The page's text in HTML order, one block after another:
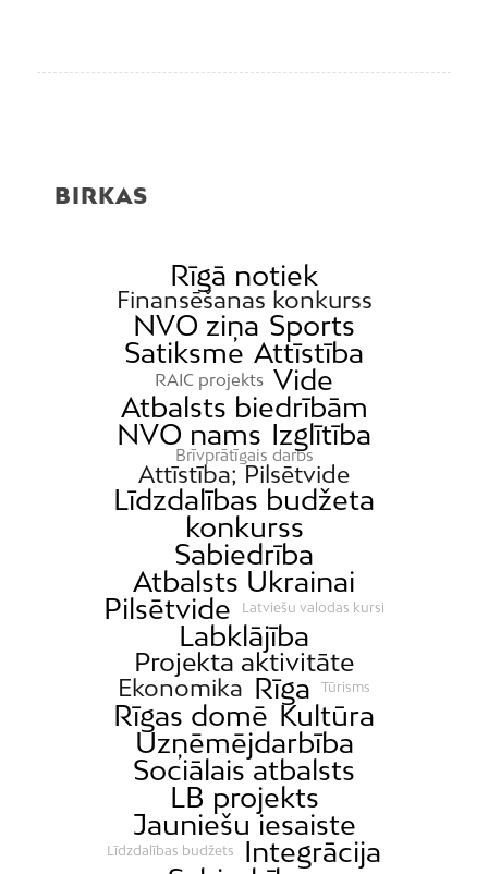
BIRKAS
Rīgā notiek
Finansēšanas konkurss
NVO ziņa Sports
Satiksme Attīstība
RAIC projekts Vide
Atbalsts biedrībām
NVO nams Izglītība
Brīvprātīgais darbs
Attīstība; Pilsētvide
Līdzdalības budžeta
konkurss
Sabiedrība
Atbalsts Ukrainai
Pilsētvide
Latviešu valodas kursi
Labklājība
Projekta aktivitāte
Ekonomika Rīga Tūrisms
Rīgas domē Kultūra
Uzņēmējdarbība
Sociālais atbalsts
LB projekts
Jauniešu iesaiste
Līdzdalības budžets
Integrācija